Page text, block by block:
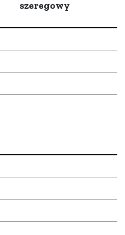
szeregowy